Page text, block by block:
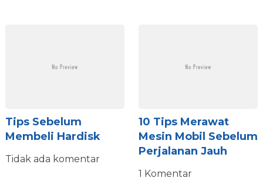
Tips Sebelum
Membeli Hardisk
Tidak ada komentar
10 Tips Merawat
Mesin Mobil Sebelum
Perjalanan Jauh
1 Komentar